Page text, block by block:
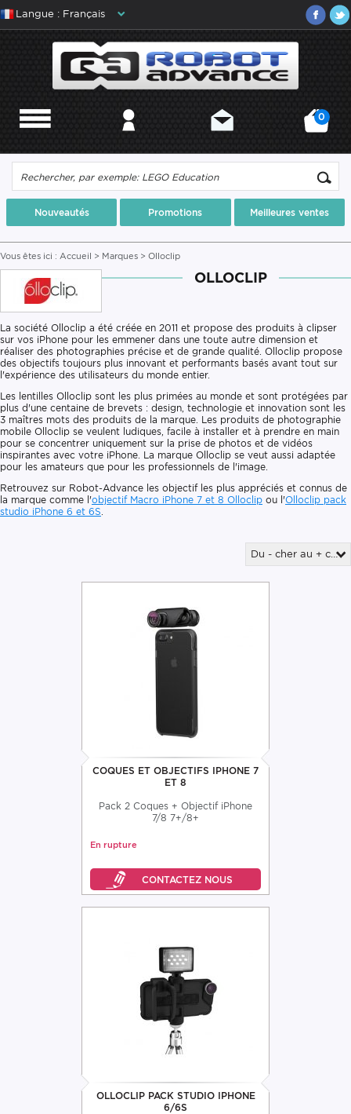
Langue : Français
0
Nouveautés Promotions Meilleures ventes
Vous êtes ici : Accueil > Marques > Olloclip
OLLOCLIP
La société Olloclip a été créée en 2011 et propose des produits à clipser
sur vos iPhone pour les emmener dans une toute autre dimension et
réaliser des photographies précise et de grande qualité. Olloclip propose
des objectifs toujours plus innovant et performants basés avant tout sur
l'expérience des utilisateurs du monde entier.
Les lentilles Olloclip sont les plus primées au monde et sont protégées par
plus d'une centaine de brevets : design, technologie et innovation sont les
3 maîtres mots des produits de la marque. Les produits de photographie
mobile Olloclip se veulent ludiques, facile à installer et à prendre en main
pour se concentrer uniquement sur la prise de photos et de vidéos
inspirantes avec votre iPhone. La marque Olloclip se veut aussi adaptée
pour les amateurs que pour les professionnels de l'image.
Retrouvez sur Robot-Advance les objectif les plus appréciés et connus de
la marque comme l'objectif Macro iPhone 7 et 8 Olloclip ou l'Olloclip pack
studio iPhone 6 et 6S
Du - cher au + cher
COQUES ET OBJECTIFS IPHONE 7
ET 8
Pack 2 Coques + Objectif iPhone
7/8 7+/8+
En rupture
OLLOCLIP PACK STUDIO IPHONE
6/6S